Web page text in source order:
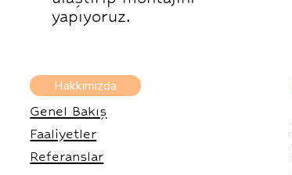
Hakkımızda
Genel Bakış
Faaliyetler
Referanslar
yapıyoruz.